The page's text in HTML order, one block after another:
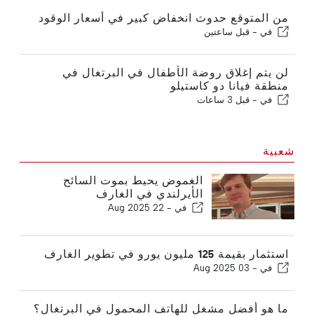
من المتوقع حدوث انخفاض كبير في أسعار الوقود
في - قبل ساعتين
لن يتم إغلاق روضة الأطفال في البرتغال في
منطقة فيانا دو كاستيلو
في - قبل 3 ساعات
شعبية
الغموض يحيط بموت السائح
الأيرلندي في الغارف
في - 22 Aug 2025
استثمار بقيمة 125 مليون يورو في تطوير الغارف
في - 03 Aug 2025
ما هو أفضل مشغل للهاتف المحمول في البرتغال؟